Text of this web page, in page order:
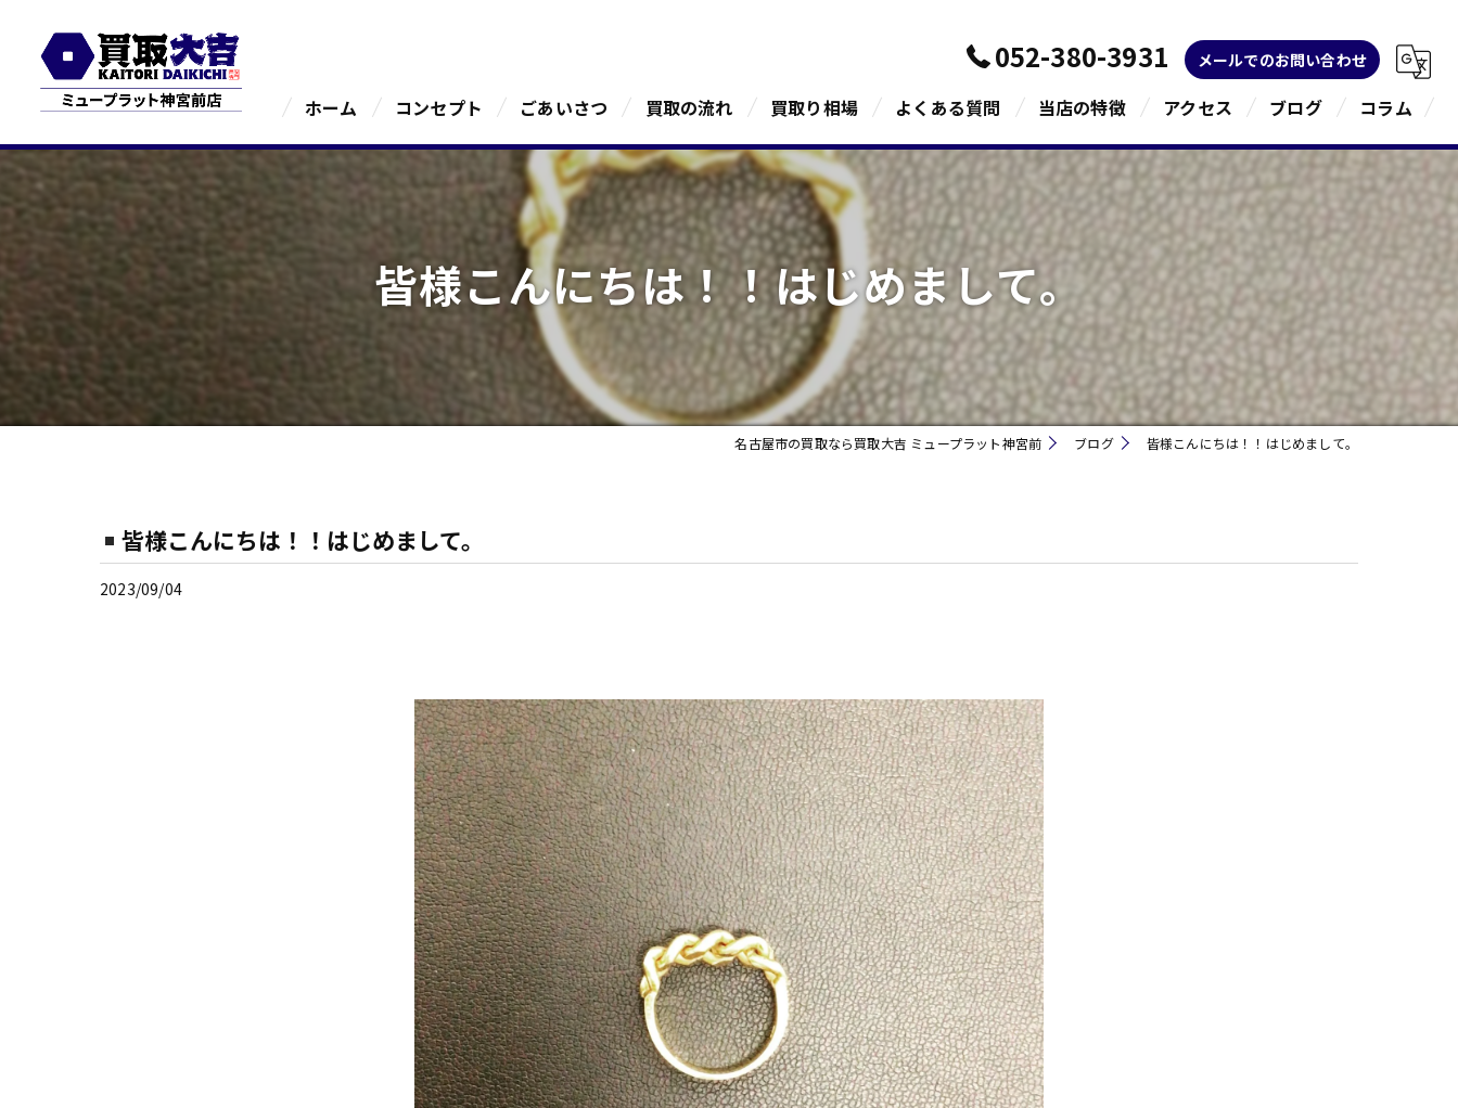
052-380-3931 メールでのお問い合わせ
ホーム コンセプト ごあいさつ 買取の流れ 買取り相場 よくある質問 当店の特徴
金
ブランド
宝石
貴金属
指輪
アクセス ブログ コラム
皆様こんにちは！！はじめまして。
名古屋市の買取なら買取大吉 ミュープラット神宮前 ブログ 皆様こんにちは！！はじめまして。
皆様こんにちは！！はじめまして。
2023/09/04